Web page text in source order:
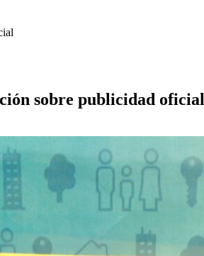
sobre publicidad oficial